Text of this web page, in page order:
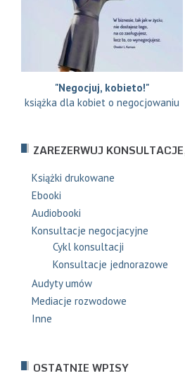
"Negocjuj, kobieto!"
książka dla kobiet o negocjowaniu
ZAREZERWUJ
Książki drukowane
Ebooki
Audiobooki
Konsultacje negocjacyjne
Cykl konsultacji
Konsultacje jednorazowe
Audyty umów
Mediacje rozwodowe
Inne
OSTATNIE WPISY